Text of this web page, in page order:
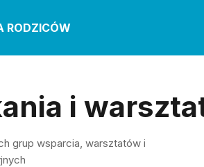
RODZICÓW
i
grup wsparcia, warsztatów i